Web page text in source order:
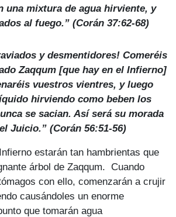
una mixtura de agua hirviente, y
al fuego.” (Corán 37:62-68)
y desmentidores! Comeréis
Zaqqum [que hay en el Infierno]
vuestros vientres, y luego
hirviendo como beben los
se sacian. Así será su morada
Juicio.” (Corán 56:51-56)
estarán tan hambrientas que
árbol de Zaqqum. Cuando
con ello, comenzarán a crujir
causándoles un enorme
que tomarán agua